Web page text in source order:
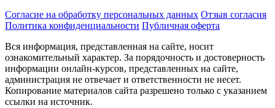
Согласие на обработку персональных данных Отзыв согласия
Политика конфиденциальности Публичная оферта
Вся информация, представленная на сайте, носит
ознакомительный характер. За порядочность и достоверность
информации онлайн-курсов, представленных на сайте,
администрация не отвечает и ответственности не несет.
Копирование материалов сайта разрешено только с указанием
ссылки на источник.